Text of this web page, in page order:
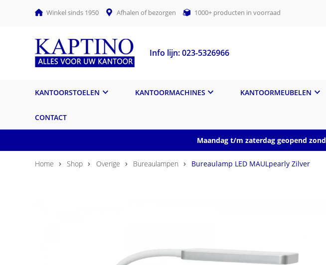
Winkel sinds 1950 Afhalen of bezorgen 1000+ producten in voorraad
Info lijn: 023-5326966
KANTOORSTOELEN KANTOORMACHINES KANTOORMEUBELEN
CONTACT
Maandag t/m zaterdag geopend
Home Shop Overige Bureaulampen Bureaulamp LED MAULpearly Zilver